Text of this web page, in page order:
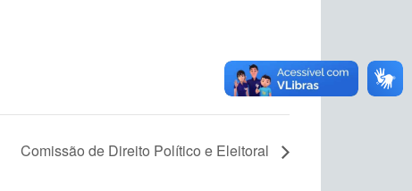
Comissão de Direito Político e Eleitoral